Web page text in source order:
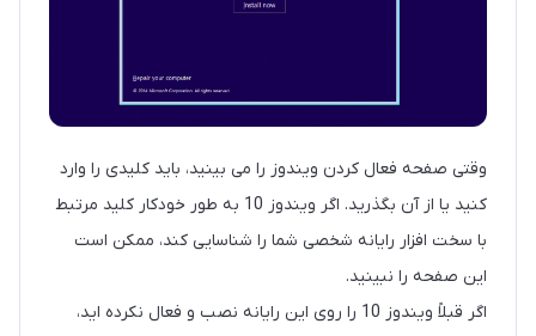
وقتی صفحه فعال کردن ویندوز را می بینید، باید کلیدی را وارد
کنید یا از آن بگذرید. اگر ویندوز 10 به طور خودکار کلید مرتبط
با سخت افزار رایانه شخصی شما را شناسایی کند، ممکن است
این صفحه را نبینید.
اگر قبلاً ویندوز 10 را روی این رایانه نصب و فعال نکرده اید،